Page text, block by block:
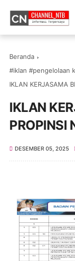
Beranda
#iklan #pengelolaan
IKLAN KERJASAMA
IKLAN
PROPINSI
DESEMBER 05, 2025